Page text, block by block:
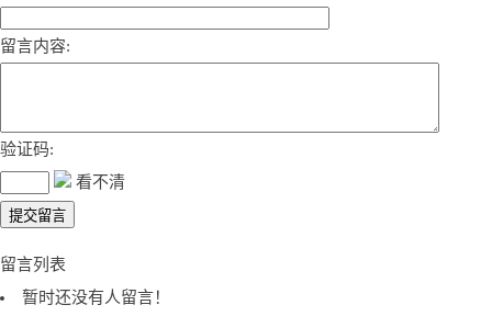
留言内容:
验证码:
看不清
留言列表
暂时还没有人留言！